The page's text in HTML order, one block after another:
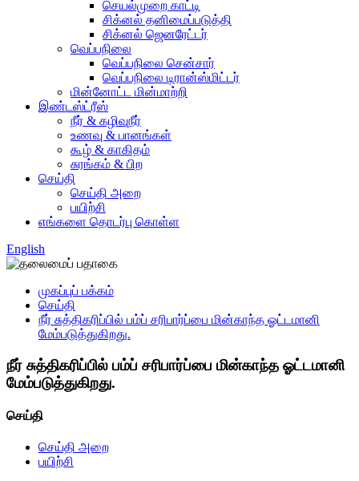
செயல்முறை காட்டி
சிக்னல் தனிமைப்படுத்தி
சிக்னல் ஜெனரேட்டர்
வெப்பநிலை
வெப்பநிலை சென்சார்
வெப்பநிலை டிரான்ஸ்மிட்டர்
மின்னோட்ட மின்மாற்றி
இண்டஸ்ட்ரீஸ்
நீர் & கழிவுநீர்
உணவு & பானங்கள்
கூழ் & காகிதம்
சுரங்கம் & பிற
செய்தி
செய்தி அறை
பயிற்சி
எங்களை தொடர்பு கொள்ள
English
முகப்புப் பக்கம்
செய்தி
நீர் சுத்திகரிப்பில் பம்ப் சரிபார்ப்பை மின்காந்த ஓட்டமானி
மேம்படுத்துகிறது.
நீர் சுத்திகரிப்பில் பம்ப் சரிபார்ப்பை மின்காந்த ஓட்டமானி
மேம்படுத்துகிறது.
செய்தி
செய்தி அறை
பயிற்சி